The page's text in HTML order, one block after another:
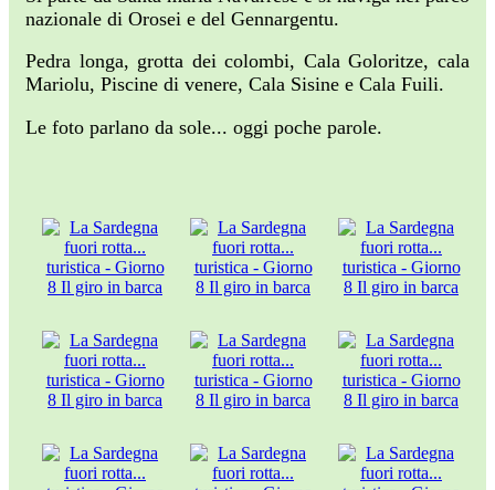
nazionale di Orosei e del Gennargentu.
Pedra longa, grotta dei colombi, Cala Goloritze, cala
Mariolu, Piscine di venere, Cala Sisine e Cala Fuili.
Le foto parlano da sole... oggi poche parole.